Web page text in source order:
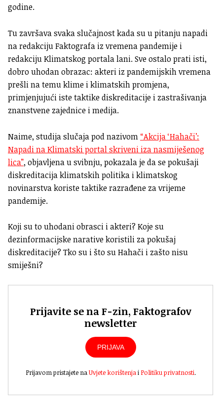
godine.
Tu završava svaka slučajnost kada su u pitanju napadi
na redakciju Faktografa iz vremena pandemije i
redakciju Klimatskog portala lani. Sve ostalo prati isti,
dobro uhodan obrazac: akteri iz pandemijskih vremena
prešli na temu klime i klimatskih promjena,
primjenjujući iste taktike diskreditacije i zastrašivanja
znanstvene zajednice i medija.
Naime, studija slučaja pod nazivom “Akcija ‘Hahači’:
Napadi na Klimatski portal skriveni iza nasmiješenog
lica”, objavljena u svibnju, pokazala je da se pokušaji
diskreditacija klimatskih politika i klimatskog
novinarstva koriste taktike razrađene za vrijeme
pandemije.
Koji su to uhodani obrasci i akteri? Koje su
dezinformacijske narative koristili za pokušaj
diskreditacije? Tko su i što su Hahači i zašto nisu
smiješni?
Prijavite se na F-zin, Faktografov
newsletter
PRIJAVA
Prijavom pristajete naUvjete korištenjai Politiku privatnosti.